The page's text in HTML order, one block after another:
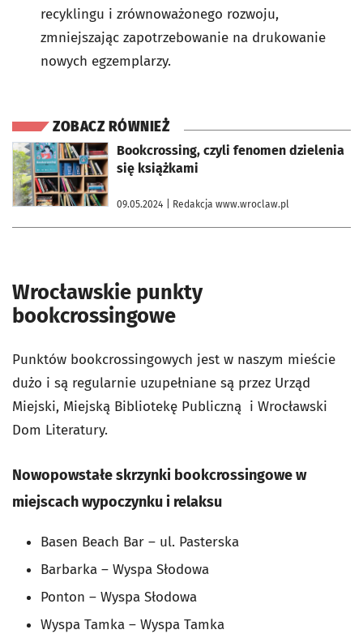
recyklingu i zrównoważonego rozwoju,
zmniejszając zapotrzebowanie na drukowanie
nowych egzemplarzy.
ZOBACZ RÓWNIEŻ
Bookcrossing, czyli fenomen dzielenia
się książkami
09.05.2024 | Redakcja www.wroclaw.pl
otworzy się w nowej karcie
Wrocławskie punkty
bookcrossingowe
Punktów bookcrossingowych jest w naszym mieście
dużo i są regularnie uzupełniane są przez Urząd
Miejski, Miejską Bibliotekę Publiczną i Wrocławski
Dom Literatury.
Nowopowstałe skrzynki bookcrossingowe w
miejscach wypoczynku i relaksu
Basen Beach Bar – ul. Pasterska
Barbarka – Wyspa Słodowa
Ponton – Wyspa Słodowa
Wyspa Tamka – Wyspa Tamka